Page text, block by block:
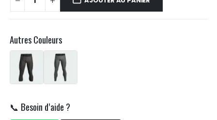
Autres Couleurs
📞 Besoin d’aide ?